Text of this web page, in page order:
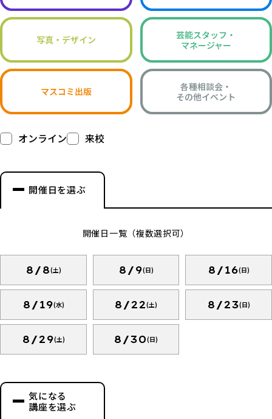
写真・デザイン
芸能スタッフ・
マネージャー
マスコミ出版
各種相談会・
その他イベント
オンライン 来校
開催日を選ぶ
開催日一覧（複数選択可）
8/8(土) 8/9(日) 8/16(日)
8/19(水) 8/22(土) 8/23(日)
8/29(土) 8/30(日)
気になる
講座を選ぶ